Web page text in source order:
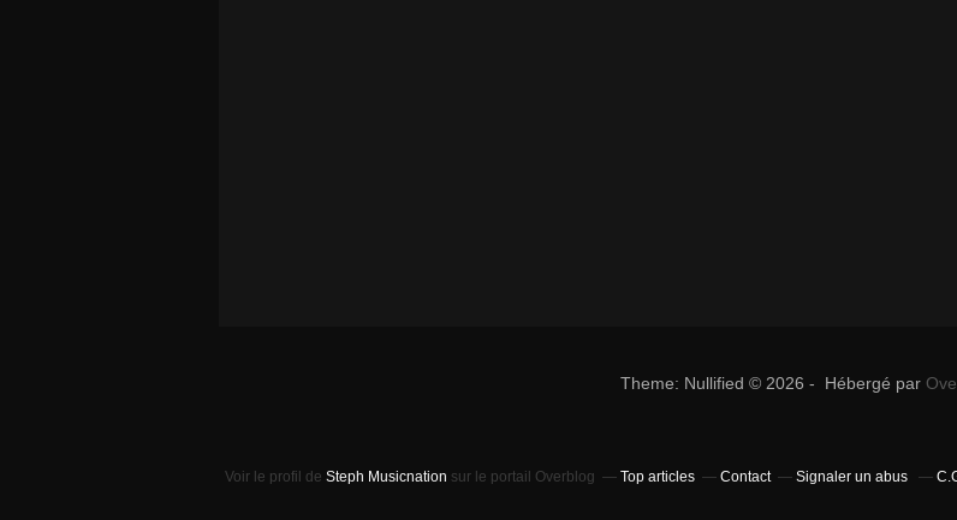
Theme: Nullified © 2026 - Hébergé par
Voir le profil de Steph Musicnation sur le portail Overblog Top articles Contact Signaler un abus